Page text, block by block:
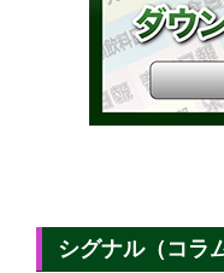
シグナル（コラ